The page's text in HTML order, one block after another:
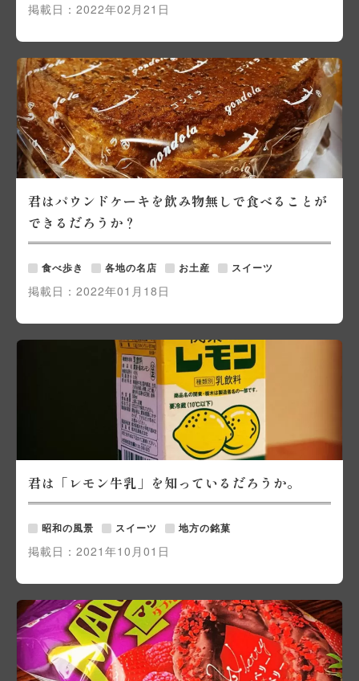
掲載日： 2022年02月21日
君はパウンドケーキを飲み物無しで食べることが
できるだろうか？
食べ歩き 各地の名店 お土産 スイーツ
掲載日： 2022年01月18日
君は「レモン牛乳」を知っているだろうか。
昭和の風景 スイーツ 地方の銘菓
掲載日： 2021年10月01日